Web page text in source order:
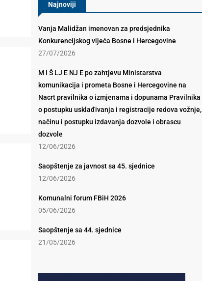
Najnoviji
Vanja Malidžan imenovan za predsjednika
Konkurencijskog vijeća Bosne i Hercegovine
27/07/2026
M I Š LJ E NJ E po zahtjevu Ministarstva
komunikacija i prometa Bosne i Hercegovine na
Nacrt pravilnika o izmjenama i dopunama Pravilnika
o postupku usklađivanja i registracije redova vožnje,
načinu i postupku izdavanja dozvole i obrascu
dozvole
12/06/2026
Saopštenje za javnost sa 45. sjednice
12/06/2026
Komunalni forum FBiH 2026
05/06/2026
Saopštenje sa 44. sjednice
21/05/2026